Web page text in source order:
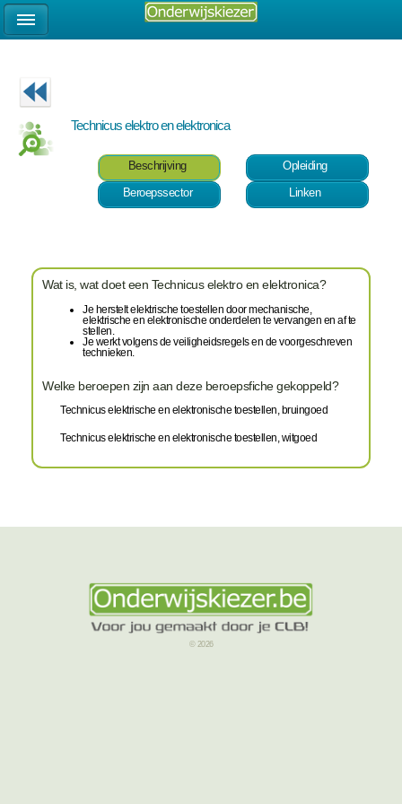
Technicus elektro en elektronica
Beschrijving
Opleiding
Beroepssector
Linken
Wat is, wat doet een Technicus elektro en elektronica?
Je herstelt elektrische toestellen door mechanische,
elektrische en elektronische onderdelen te vervangen en af te
stellen.
Je werkt volgens de veiligheidsregels en de voorgeschreven
technieken.
Welke beroepen zijn aan deze beroepsfiche gekoppeld?
Technicus elektrische en elektronische toestellen, bruingoed
Technicus elektrische en elektronische toestellen, witgoed
© 2026